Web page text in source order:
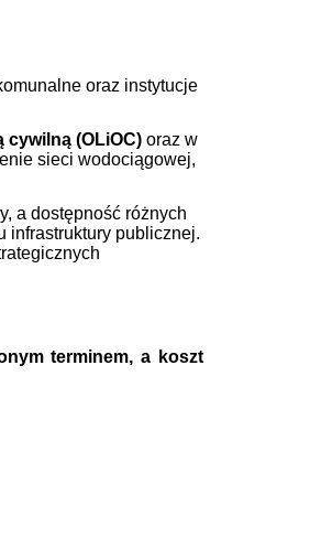
oraz instytucje
(OLiOC) oraz w
sieci wodociągowej,
a dostępność różnych
infrastruktury publicznej.
terminem, a koszt